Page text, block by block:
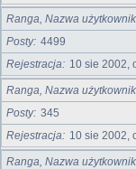
Ranga, Nazwa
Posty 4499
Rejestracja
10 sie 2002,
Ranga, Nazwa
Posty 345
Rejestracja
10 sie 2002,
Ranga, Nazwa